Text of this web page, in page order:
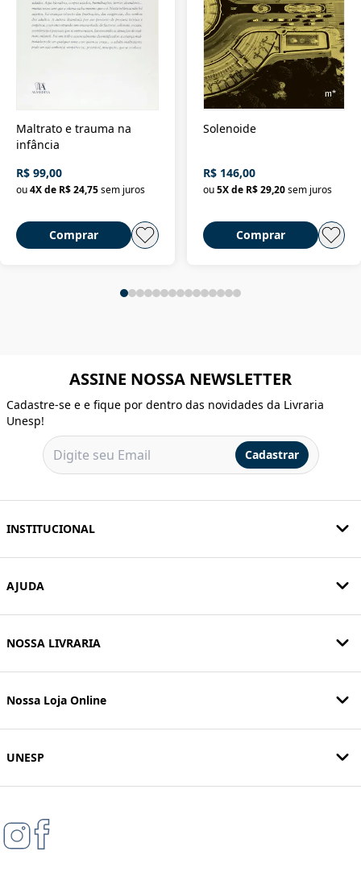
Maltrato e trauma na
infância
R$ 99,00
ou4X de R$ 24,75sem juros
Comprar
Solenoide
R$ 146,00
ou 5X de R$ 29,20 sem juros
Comprar
ASSINE NOSSA NEWSLETTER
Cadastre-se e e fique por dentro das novidades da Livraria
Unesp!
Cadastrar
INSTITUCIONAL
AJUDA
NOSSA LIVRARIA
Nossa Loja Online
UNESP